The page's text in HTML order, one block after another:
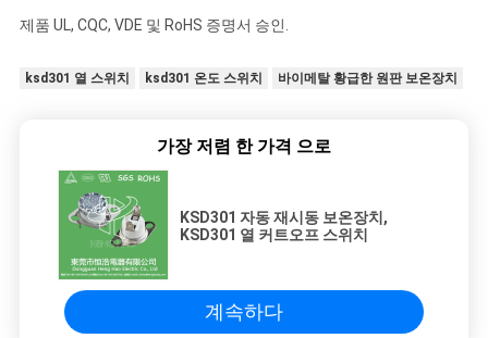
제품 UL, CQC, VDE 및 RoHS 증명서 승인.
ksd301 열 스위치 ksd301 온도 스위치 바이메탈 황급한 원판 보온장치
가장 저렴 한 가격 으로
KSD301 자동 재시동 보온장치,
KSD301 열 커트오프 스위치
계속하다